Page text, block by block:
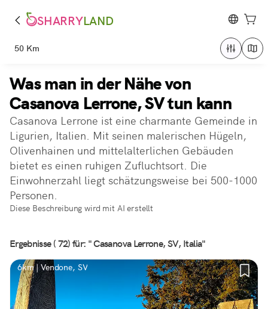
SHARRYLAND
50 Km
Was man in der Nähe von
Casanova Lerrone, SV tun kann
Casanova Lerrone ist eine charmante Gemeinde in
Ligurien, Italien. Mit seinen malerischen Hügeln,
Olivenhainen und mittelalterlichen Gebäuden
bietet es einen ruhigen Zufluchtsort. Die
Einwohnerzahl liegt schätzungsweise bei 500-1000
Personen.
Diese Beschreibung wird mit AI erstellt
Ergebnisse ( 72) für: " Casanova Lerrone, SV, Italia"
6km | Vendone, SV